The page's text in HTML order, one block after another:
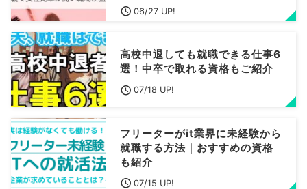
06/27 UP!
高校中退しても就職できる仕事6
選！中卒で取れる資格もご紹介
07/18 UP!
フリーターがit業界に未経験から
就職する方法｜おすすめの資格
も紹介
07/15 UP!